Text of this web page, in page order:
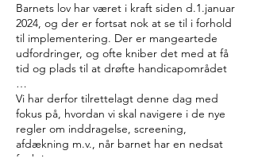
Barnets lov har været i kraft siden d.1.januar
2024, og der er fortsat nok at se til i forhold
til implementering. Der er mangeartede
udfordringer, og ofte kniber det med at få
tid og plads til at drøfte handicapområdet
…
Vi har derfor tilrettelagt denne dag med
fokus på, hvordan vi skal navigere i de nye
regler om inddragelse, screening,
afdækning m.v., når barnet har en nedsat
funktionsevne.